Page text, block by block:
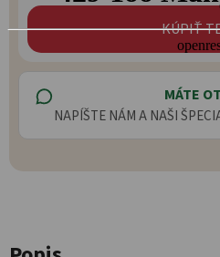
KÚPIŤ
MÁTE
NAPÍŠTE NÁM A NAŠI